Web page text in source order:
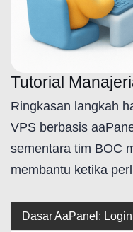
Tutorial
Ringkasan langkah
VPS berbasis
sementara tim BOC
membantu ketika
Dasar AaPanel: